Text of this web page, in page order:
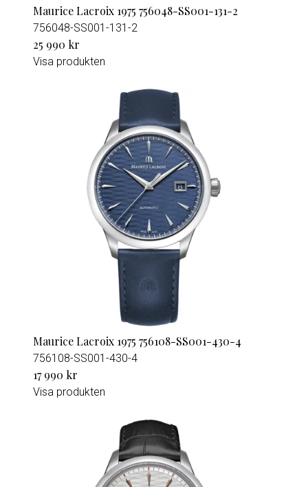
Maurice Lacroix 1975 756048-SS001-131-2
756048-SS001-131-2
25 990 kr
Visa produkten
Maurice Lacroix 1975 756108-SS001-430-4
756108-SS001-430-4
17 990 kr
Visa produkten